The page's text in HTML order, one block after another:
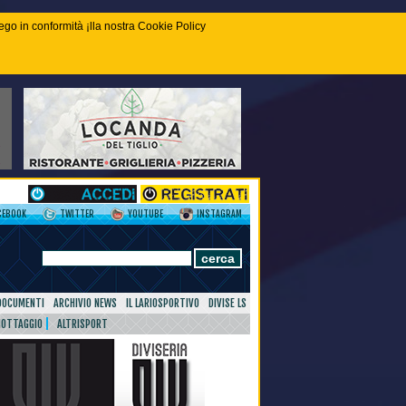
in conformità ¡lla nostra Cookie Policy
TWITTER YOUTUBE INSTAGRAM
ARCHIVIO NEWS IL LARIOSPORTIVO
DIVISE LS
ALTRISPORT